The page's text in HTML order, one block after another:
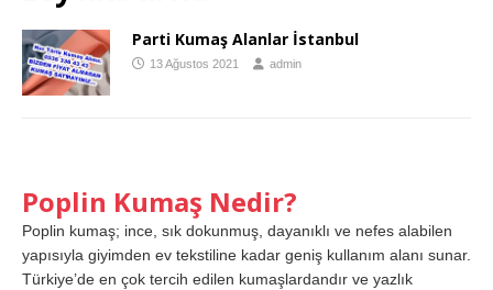
Parti Kumaş Alanlar İstanbul
13 Ağustos 2021 admin
Poplin Kumaş Nedir?
Poplin kumaş; ince, sık dokunmuş, dayanıklı ve nefes alabilen
yapısıyla giyimden ev tekstiline kadar geniş kullanım alanı sunar.
Türkiye’de en çok tercih edilen kumaşlardandır ve yazlık